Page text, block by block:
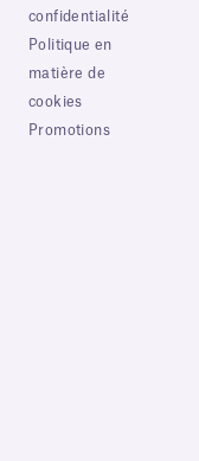
confidentialité
Politique en
matière de
cookies
Promotions